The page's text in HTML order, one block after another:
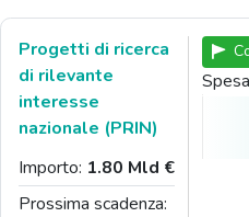
Progetti di ricerca
di rilevante
interesse
nazionale (PRIN)
Importo: 1.80 Mld €
Prossima scadenza: